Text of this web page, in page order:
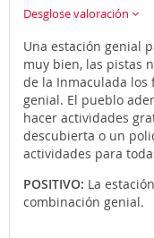
Desglose valoración
Una estación genial
muy bien, las pistas
de la Inmaculada los
genial. El pueblo
hacer actividades
descubierta o un
actividades para
POSITIVO: La
combinación genial.